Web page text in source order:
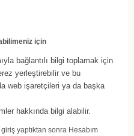
için
bağlantılı bilgi toplamak için
yerleştirebilir ve bu
web işaretçileri ya da başka
hakkında bilgi alabilir.
yaptıktan sonra Hesabım